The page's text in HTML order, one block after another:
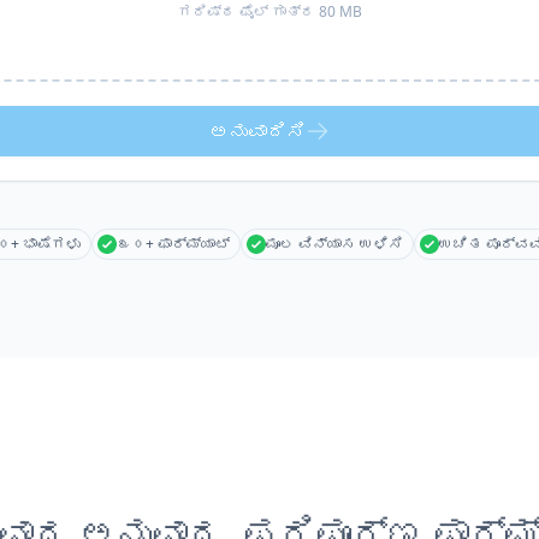
ಗರಿಷ್ಠ ಫೈಲ್ ಗಾತ್ರ 80 MB
ಅನುವಾದಿಸಿ
ಭಾಷೆಗಳು ೩೦+ ಫಾರ್ಮ್ಯಾಟ್ ಮೂಲ ವಿನ್ಯಾಸ ಉಳಿಸಿ ಉಚಿತ